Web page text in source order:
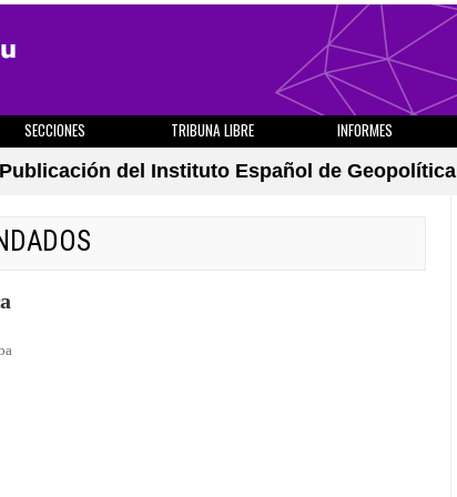
SECCIONES TRIBUNA LIBRE INFORMES
Publicación del Instituto Español de Geopolítica